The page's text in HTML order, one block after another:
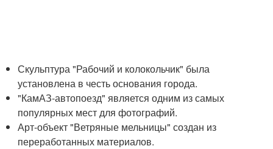
Скульптура "Рабочий и колокольчик" была
установлена в честь основания города.
"КамАЗ-автопоезд" является одним из самых
популярных мест для фотографий.
Арт-объект "Ветряные мельницы" создан из
переработанных материалов.